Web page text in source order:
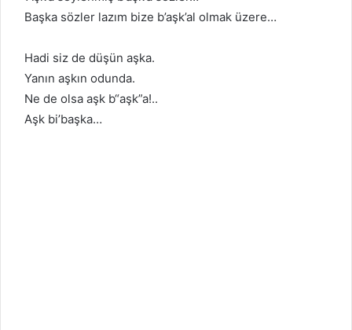
Başka sözler lazım bize b’aşk’al olmak üzere…
Hadi siz de düşün aşka.
Yanın aşkın odunda.
Ne de olsa aşk b“aşk”a!..
Aşk bi’başka…